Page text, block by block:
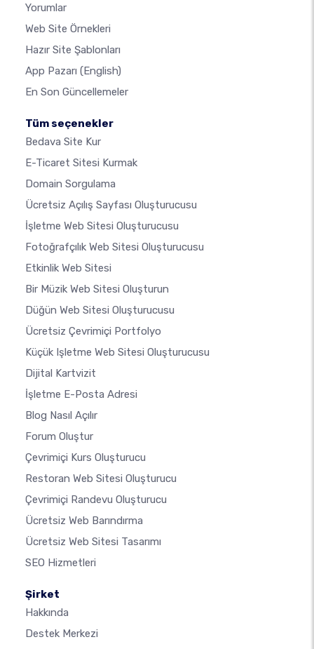
Yorumlar
Web Site Örnekleri
Hazır Site Şablonları
App Pazarı (English)
En Son Güncellemeler
Tüm seçenekler
Bedava Site Kur
E-Ticaret Sitesi Kurmak
Domain Sorgulama
Ücretsiz Açılış Sayfası Oluşturucusu
İşletme Web Sitesi Oluşturucusu
Fotoğrafçılık Web Sitesi Oluşturucusu
Etkinlik Web Sitesi
Bir Müzik Web Sitesi Oluşturun
Düğün Web Sitesi Oluşturucusu
Ücretsiz Çevrimiçi Portfolyo
Küçük Işletme Web Sitesi Oluşturucusu
Dijital Kartvizit
İşletme E-Posta Adresi
Blog Nasıl Açılır
Forum Oluştur
Çevrimiçi Kurs Oluşturucu
Restoran Web Sitesi Oluşturucu
Çevrimiçi Randevu Oluşturucu
Ücretsiz Web Barındırma
Ücretsiz Web Sitesi Tasarımı
SEO Hizmetleri
Şirket
Hakkında
Destek Merkezi